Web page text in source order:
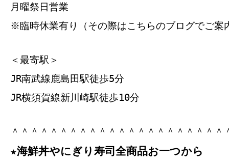
月曜祭日営業
※臨時休業有り（その際はこちらのブログでご案
＜最寄駅＞
JR南武線鹿島田駅徒歩5分
JR横須賀線新川崎駅徒歩10分
＾＾＾＾＾＾＾＾＾＾＾＾＾＾＾＾＾＾＾＾＾
★海鮮丼やにぎり寿司全商品お一つから